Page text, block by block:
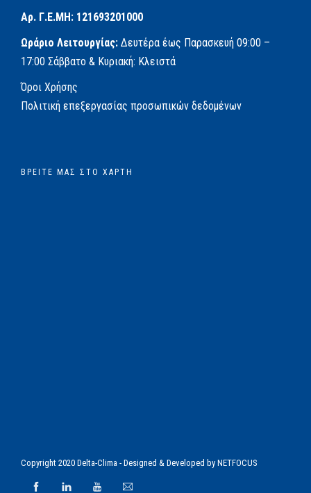
Αρ. Γ.Ε.ΜΗ: 121693201000
Ωράριο Λειτουργίας: Δευτέρα έως Παρασκευή 09:00 –
17:00 Σάββατο & Κυριακή: Κλειστά
Όροι Χρήσης
Πολιτική επεξεργασίας προσωπικών δεδομένων
ΒΡΕΊΤΕ ΜΑΣ ΣΤΟ ΧΆΡΤΗ
Copyright 2020 Delta-Clima - Designed & Developed by NETFOCUS